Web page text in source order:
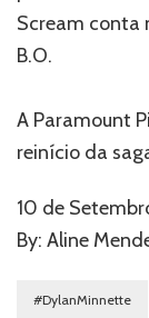
Scream conta
B.O.
A Paramount
reinício da
10 de
By: Aline
#DylanMinnette